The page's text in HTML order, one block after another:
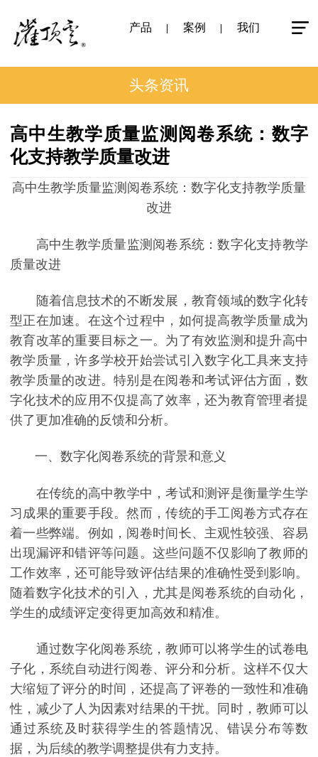
产品 案例 我们
头条资讯
高中生教学质量监测阅卷系统：数字
化支持教学质量改进
高中生教学质量监测阅卷系统：数字化支持教学质量
改进
高中生教学质量监测阅卷系统：数字化支持教学
质量改进
随着信息技术的不断发展，教育领域的数字化转
型正在加速。在这个过程中，如何提高教学质量成为
教育改革的重要目标之一。为了有效监测和提升高中
教学质量，许多学校开始尝试引入数字化工具来支持
教学质量的改进。特别是在阅卷和考试评估方面，数
字化技术的应用不仅提高了效率，还为教育管理者提
供了更加准确的反馈和分析。
一、数字化阅卷系统的背景和意义
在传统的高中教学中，考试和测评是衡量学生学
习成果的重要手段。然而，传统的手工阅卷方式存在
着一些弊端。例如，阅卷时间长、主观性较强、容易
出现漏评和错评等问题。这些问题不仅影响了教师的
工作效率，还可能导致评估结果的准确性受到影响。
随着数字化技术的引入，尤其是阅卷系统的自动化，
学生的成绩评定变得更加高效和精准。
通过数字化阅卷系统，教师可以将学生的试卷电
子化，系统自动进行阅卷、评分和分析。这样不仅大
大缩短了评分的时间，还提高了评卷的一致性和准确
性，减少了人为因素对结果的干扰。同时，教师可以
通过系统及时获得学生的答题情况、错误分布等数
据，为后续的教学调整提供有力支持。